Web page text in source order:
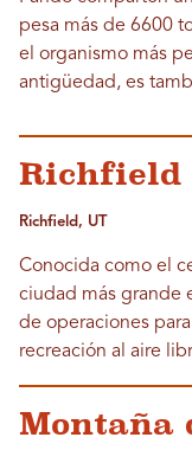
pesa más de 6600
el organismo más
antigüedad, es
Richfield
Richfield, UT
Conocida como el
ciudad más grande
de operaciones
recreación al aire
Montaña